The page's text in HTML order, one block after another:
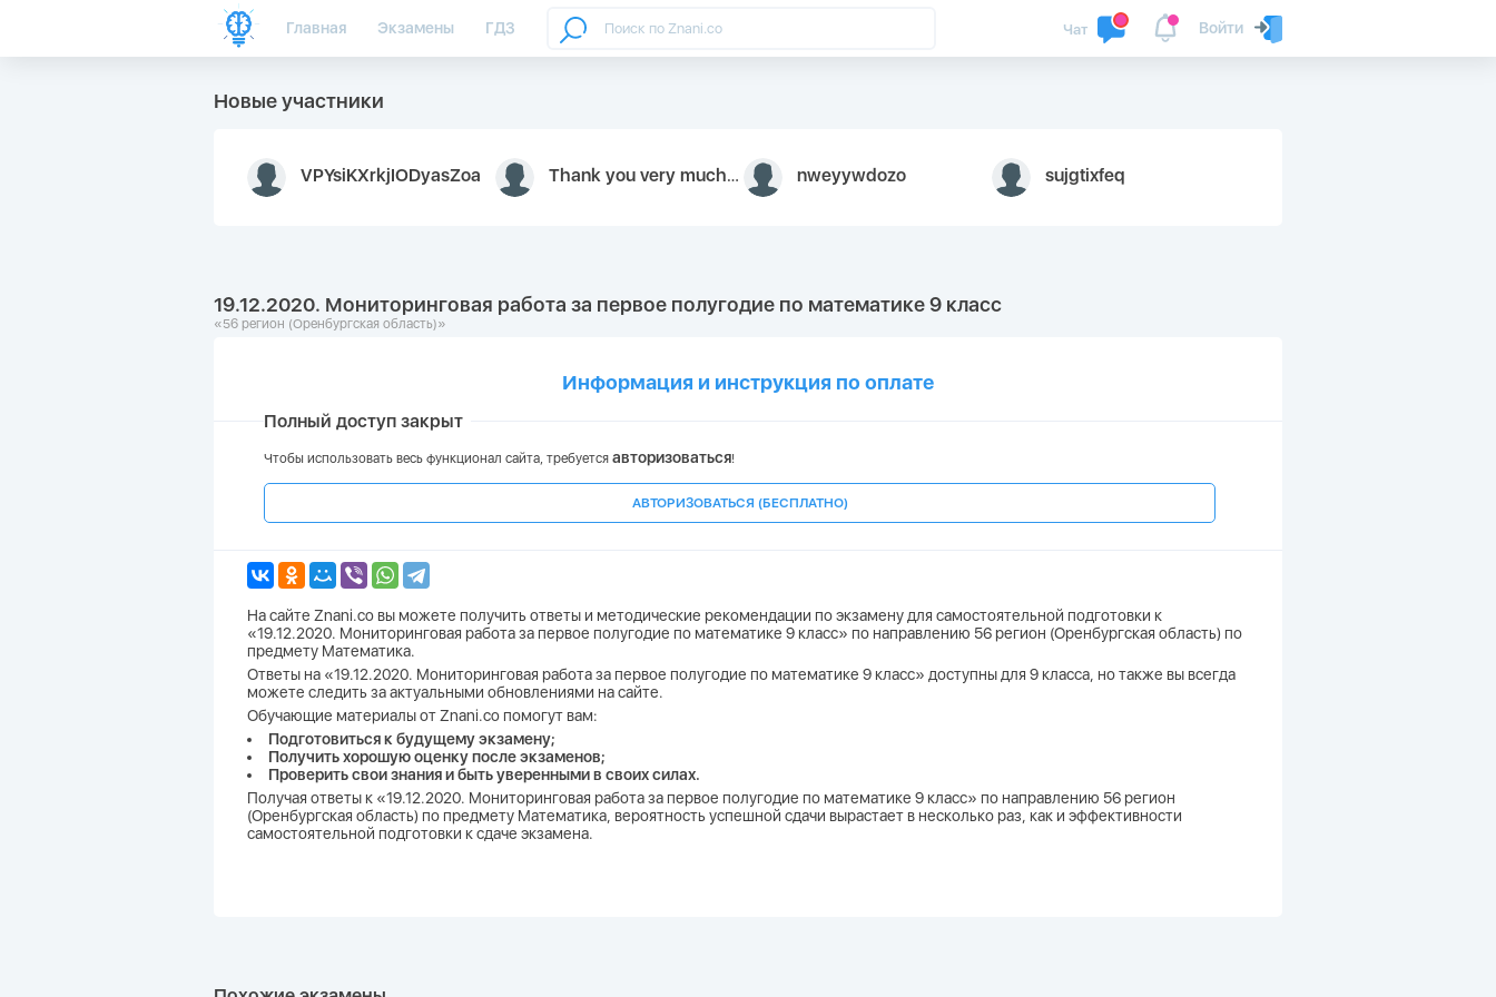
Главная Экзамены ГДЗ Войти
Чат
Новые участники
VPYsiKXrkjIODyasZoa Thank you very much for your inquiry We appreciate you 9126052 https://youtube.com faceapple ! nweyywdozo sujgtixfeq
19.12.2020. Мониторинговая работа за первое полугодие по математике 9 класс
«56 регион (Оренбургская область)»
Информация и инструкция по оплате
Полный доступ закрыт
Чтобы использовать весь функционал сайта, требуется авторизоваться!
АВТОРИЗОВАТЬСЯ (БЕСПЛАТНО)
На сайте Znani.co вы можете получить ответы и методические рекомендации по экзамену для самостоятельной подготовки к
«19.12.2020. Мониторинговая работа за первое полугодие по математике 9 класс» по направлению 56 регион (Оренбургская область) по
предмету Математика.
Ответы на «19.12.2020. Мониторинговая работа за первое полугодие по математике 9 класс» доступны для 9 класса, но также вы всегда
можете следить за актуальными обновлениями на сайте.
Обучающие материалы от Znani.co помогут вам:
Подготовиться к будущему экзамену;
Получить хорошую оценку после экзаменов;
Проверить свои знания и быть уверенными в своих силах.
Получая ответы к «19.12.2020. Мониторинговая работа за первое полугодие по математике 9 класс» по направлению 56 регион
(Оренбургская область) по предмету Математика, вероятность успешной сдачи вырастает в несколько раз, как и эффективности
самостоятельной подготовки к сдаче экзамена.